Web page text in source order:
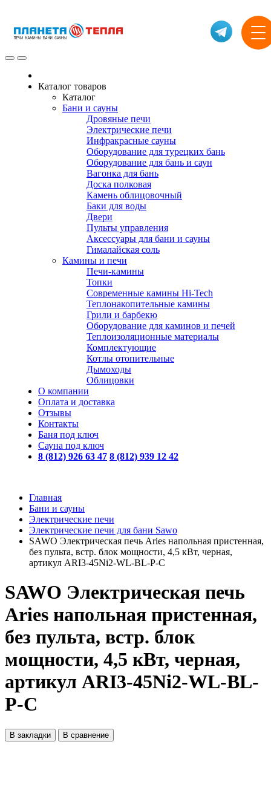
Каталог товаров
Каталог
Бани и сауны
Дровяные печи
Электрические печи
Инфракрасные сауны
Оборудование для турецких бань
Оборудование для бань и саун
Вагонка для бань
Доска полковая
Камень облицовочный
Баки для воды
Двери
Пульты управления
Аксессуары для бани и сауны
Гималайская соль
Камины и печи
Печи-камины
Топки
Современные камины Hi-Tech
Теплонакопительные камины
Грили и барбекю
Оборудование для каминов и печей
Теплоизоляционные материалы
Комплектующие
Котлы отопительные
Дымоходы
Облицовки
О компании
Оплата и доставка
Отзывы
Контакты
Баня под ключ
Сауна под ключ
8 (812) 926 63 47 8 (812) 939 12 42
Главная
Бани и сауны
Электрические печи
Электрические печи для бани Sawo
SAWO Электрическая печь Aries напольная пристенная,
без пульта, встр. блок мощности, 4,5 кВт, черная,
артикул ARI3-45Ni2-WL-BL-P-C
SAWO Электрическая печь
Aries напольная пристенная,
без пульта, встр. блок
мощности, 4,5 кВт, черная,
артикул ARI3-45Ni2-WL-BL-
P-C
В закладки В сравнение